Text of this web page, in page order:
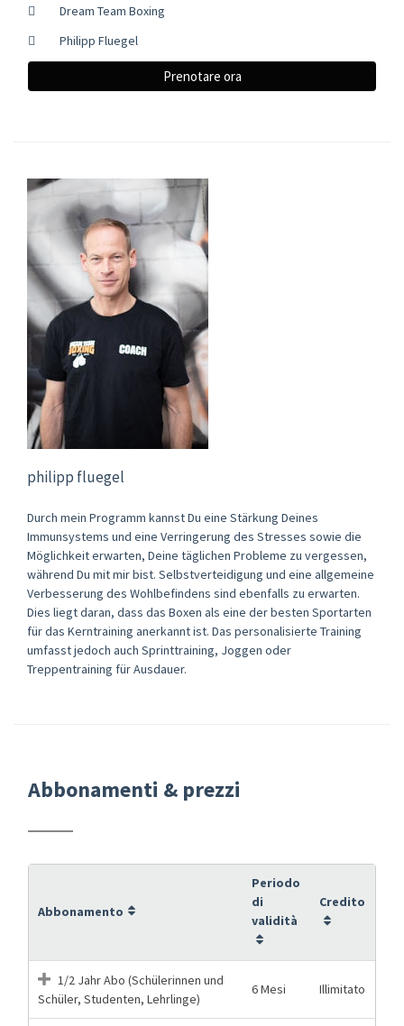
Dream Team Boxing
Philipp Fluegel
Prenotare ora
philipp fluegel
Durch mein Programm kannst Du eine Stärkung Deines
Immunsystems und eine Verringerung des Stresses sowie die
Möglichkeit erwarten, Deine täglichen Probleme zu vergessen,
während Du mit mir bist. Selbstverteidigung und eine allgemeine
Verbesserung des Wohlbefindens sind ebenfalls zu erwarten.
Dies liegt daran, dass das Boxen als eine der besten Sportarten
für das Kerntraining anerkannt ist. Das personalisierte Training
umfasst jedoch auch Sprinttraining, Joggen oder
Treppentraining für Ausdauer.
Abbonamenti & prezzi
Abbonamento
Periodo
di
validità
Credito
1/2 Jahr Abo (Schülerinnen und
Schüler, Studenten, Lehrlinge)
6 Mesi Illimitato